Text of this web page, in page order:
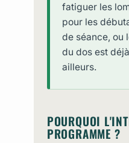
fatiguer les
pour les
de séance, ou
du dos est
ailleurs.
POURQUOI
PROGRAMME ?